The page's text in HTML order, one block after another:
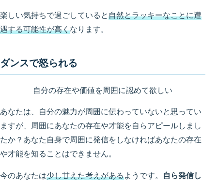
楽しい気持ちで過ごしていると自然とラッキーなことに遭
遇する可能性が高くなります。
ダンスで怒られる
自分の存在や価値を周囲に認めて欲しい
あなたは、自分の魅力が周囲に伝わっていないと思ってい
ますが、周囲にあなたの存在や才能を自らアピールしまし
たか？あなた自身で周囲に発信をしなければあなたの存在
や才能を知ることはできません。
今のあなたは少し甘えた考えがあるようです。
自ら発信し